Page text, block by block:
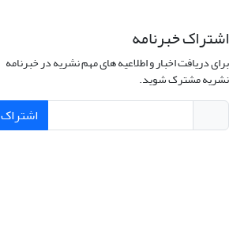
اشتراک خبرنامه
برای دریافت اخبار و اطلاعیه های مهم نشریه در خبرنامه
نشریه مشترک شوید.
اشتراک